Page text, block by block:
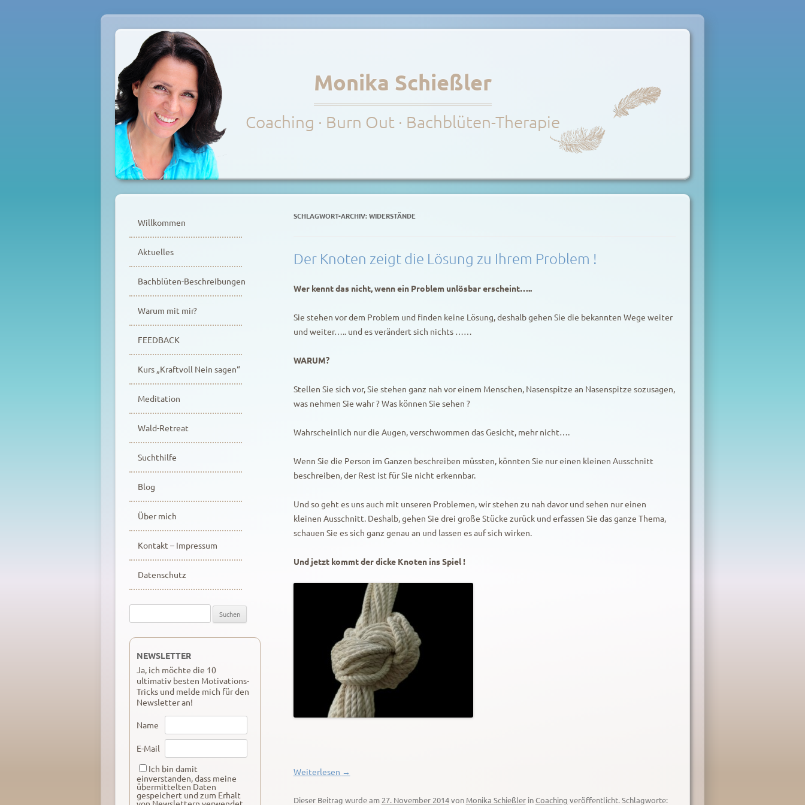
Monika Schießler
Coaching · Burn Out · Bachblüten-Therapie
SCHLAGWORT-ARCHIV:WIDERSTÄNDE
Der Knoten zeigt die Lösung zu Ihrem Problem !
Wer kennt das nicht, wenn ein Problem unlösbar erscheint…..
Sie stehen vor dem Problem und finden keine Lösung, deshalb gehen Sie die bekannten Wege weiter
und weiter….. und es verändert sich nichts ……
WARUM?
Stellen Sie sich vor, Sie stehen ganz nah vor einem Menschen, Nasenspitze an Nasenspitze sozusagen,
was nehmen Sie wahr ? Was können Sie sehen ?
Wahrscheinlich nur die Augen, verschwommen das Gesicht, mehr nicht….
Wenn Sie die Person im Ganzen beschreiben müssten, könnten Sie nur einen kleinen Ausschnitt
beschreiben, der Rest ist für Sie nicht erkennbar.
Und so geht es uns auch mit unseren Problemen, wir stehen zu nah davor und sehen nur einen
kleinen Ausschnitt. Deshalb, gehen Sie drei große Stücke zurück und erfassen Sie das ganze Thema,
schauen Sie es sich ganz genau an und lassen es auf sich wirken.
Und jetzt kommt der dicke Knoten ins Spiel !
Weiterlesen →
Dieser Beitrag wurde am 27. November 2014von Monika SchießlerinCoaching veröffentlicht. Schlagworte:
Inhalt
springen
Willkommen
Aktuelles
Bachblüten-Beschreibungen
Warum mit mir?
FEEDBACK
Kurs „Kraftvoll Nein sagen“
Meditation
Wald-Retreat
Suchthilfe
Blog
Über mich
Kontakt – Impressum
Datenschutz
nach:
NEWSLETTER
Ja, ich möchte die 10
ultimativ besten Motivations-
Tricks und melde mich für den
Newsletter an!
Name
E-Mail
Ich bin damit
einverstanden, dass meine
übermittelten Daten
gespeichert und zum Erhalt